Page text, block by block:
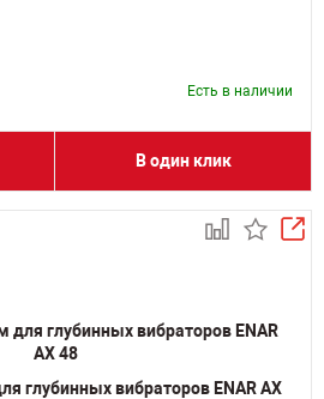
Есть в наличии
В один клик
глубинных вибраторов ENAR AX